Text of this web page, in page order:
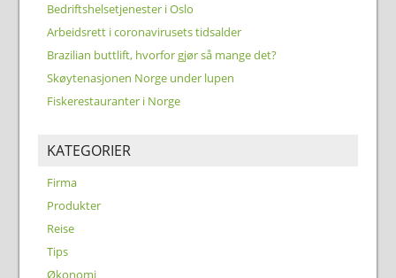
Bedriftshelsetjenester i Oslo
Arbeidsrett i coronavirusets tidsalder
Brazilian buttlift, hvorfor gjør så mange det?
Skøytenasjonen Norge under lupen
Fiskerestauranter i Norge
KATEGORIER
Firma
Produkter
Reise
Tips
Økonomi